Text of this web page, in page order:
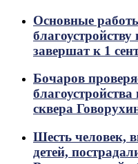
Основные
завершат к 1
Бочаров
сквера
Шесть человек,
детей,